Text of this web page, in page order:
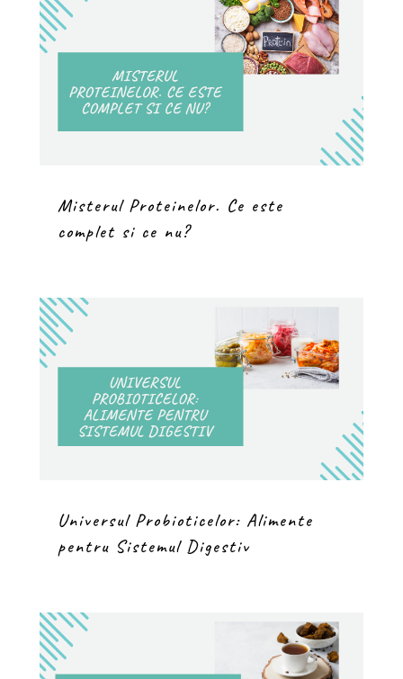
Misterul Proteinelor. Ce este
complet si ce nu?
Universul Probioticelor: Alimente
pentru Sistemul Digestiv